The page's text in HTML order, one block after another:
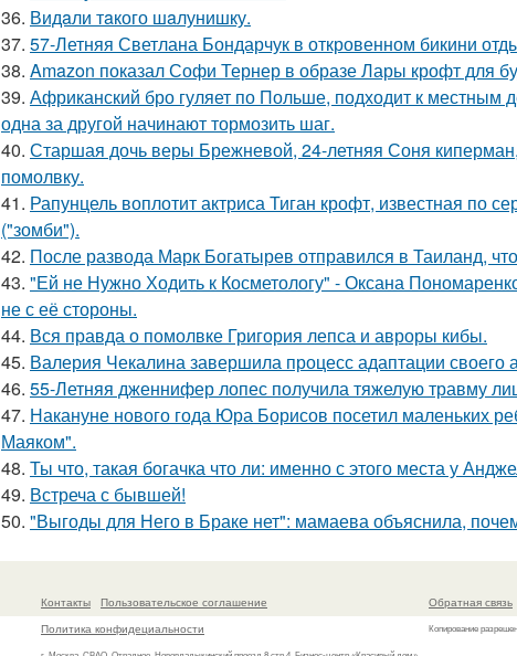
36. Видaли тaкого шaлунишку.
37. 57-Летняя Светлана Бондарчук в откровенном бикини
38. Amazon показал Софи Тернер в образе Лары крофт для
39. Африканский бро гуляет по Польше, подходит к местным
одна за другой начинают тормозить шаг.
40. Старшая дочь веры Брежневой, 24-летняя Соня
помолвку.
41. Рапунцель воплотит актриса Тиган крофт, известная по
("зомби").
42. После развода Марк Богатырев отправился в Таиланд,
43. "Ей не Нужно Ходить к Косметологу" - Оксана
не с её стороны.
44. Вся правда о помолвке Григория лепса и авроры кибы.
45. Валерия Чекалина завершила процесс адаптации своего
46. 55-Летняя дженнифер лопес получила тяжелую травму
47. Накануне нового года Юра Борисов посетил маленьких
Маяком".
48. Ты что, такая богачка что ли: именно с этого места у
49. Встреча с бывшей!
50. "Выгоды для Него в Браке нет": мамаева объяснила,
Контакты
Пользовательское соглашение
Политика конфидециальности
Обратная связь
Копирование